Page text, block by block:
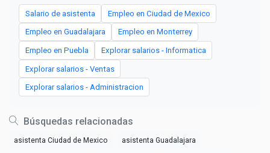
Salario de asistenta Empleo en Ciudad de Mexico
Empleo en Guadalajara Empleo en Monterrey
Empleo en Puebla Explorar salarios - Informatica
Explorar salarios - Ventas
Explorar salarios - Administracion
Búsquedas relacionadas
asistenta Ciudad de Mexico asistenta Guadalajara